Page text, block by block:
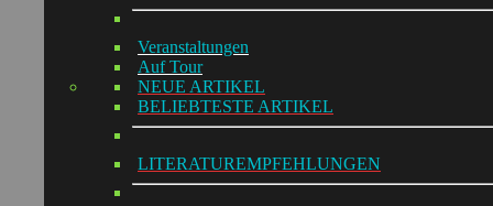
Veranstaltungen
Auf Tour
NEUE ARTIKEL
BELIEBTESTE ARTIKEL
LITERATUREMPFEHLUNGEN